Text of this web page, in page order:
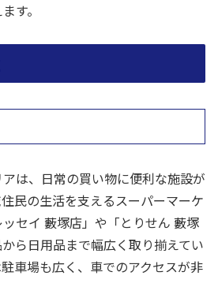
す。
は、日常の買い物に便利な施設が
民の生活を支えるスーパーマーケ
セイ 藪塚店」や「とりせん 藪塚
ら日用品まで幅広く取り揃えてい
車場も広く、車でのアクセスが非